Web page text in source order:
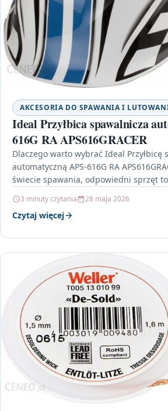
AKCESORIA DO SPAWANIA I
Ideal Przyłbica spawalnicza
616G RA APS616GRACER
Dlaczego warto wybrać Ideal Przyłbicę
automatyczną APS-616G RA
świecie spawania, odpowiedni sprzęt
3 minuty czytania 28 maja 2026
Czytaj więcej